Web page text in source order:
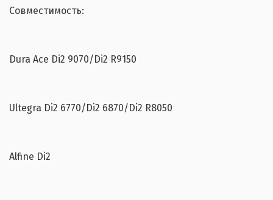
Совместимость:
Dura Ace Di2 9070/Di2 R9150
Ultegra Di2 6770/Di2 6870/Di2 R8050
Alfine Di2